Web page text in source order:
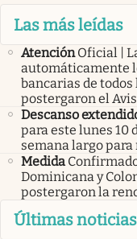
Las más leídas
Atención Oficial |
automáticamente
bancarias de
postergaron el
Descanso
para este lunes 10
semana largo
Medida
Dominicana y
postergaron la
Últimas noticias